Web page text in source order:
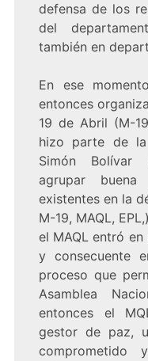
defensa de los
del
también en
En ese
entonces
19 de Abril (M-
hizo parte de
Simón Bolívar
agrupar
existentes en la
M-19, MAQL,
el MAQL entró
y consecuente
proceso que
Asamblea
entonces el
gestor de paz,
comprometido